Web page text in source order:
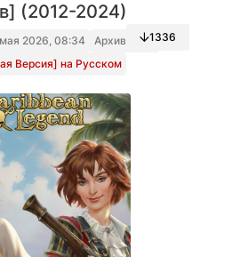
(2012-2024)
2026, 08:34
Архив игры
Версия] на Русском
1336